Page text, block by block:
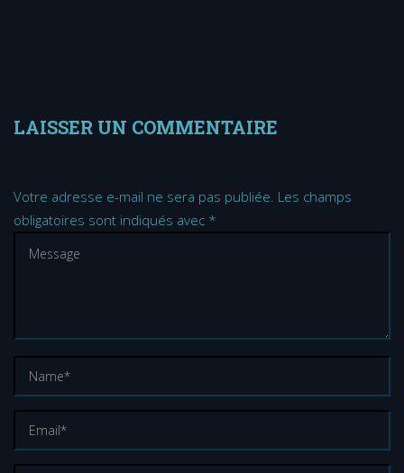
LAISSER UN COMMENTAIRE
Votre adresse e-mail ne sera pas publiée. Les champs
obligatoires sont indiqués avec *